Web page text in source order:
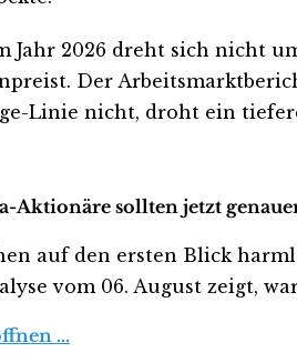
Jahr 2026 dreht sich nicht
Der
Linie nicht, droht ein
Aktionäre sollten jetzt
auf den ersten Blick
vom 06. August zeigt,
…